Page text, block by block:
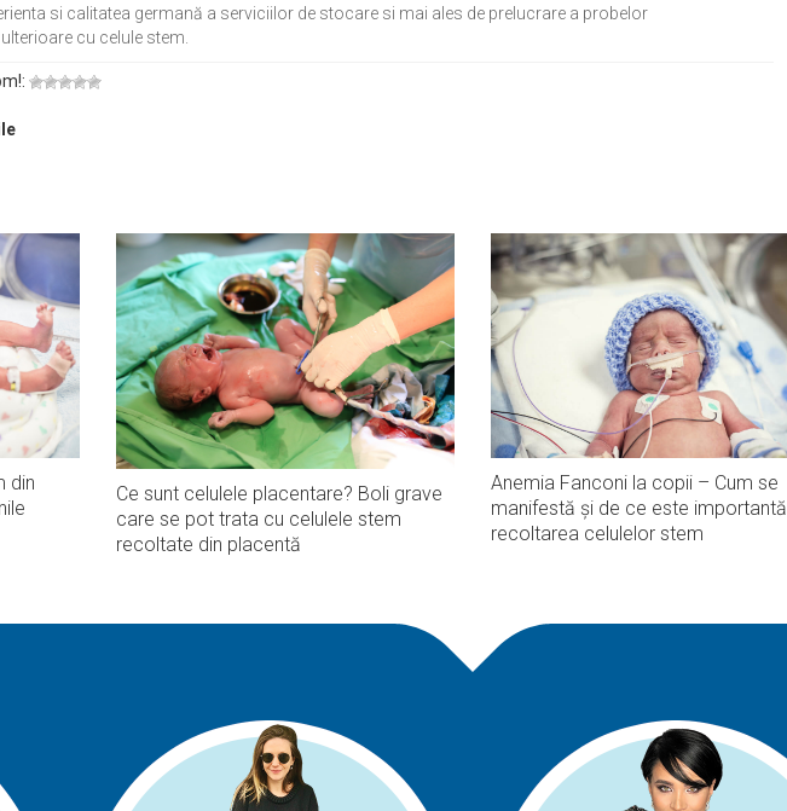
si calitatea germană a serviciilor de stocare si mai ales de prelucrare a probelor
cu celule stem.
din
Ce sunt celulele placentare? Boli grave
care se pot trata cu celulele stem
recoltate din placentă
Anemia Fanconi la copii – Cum se
manifestă și de ce este importantă
recoltarea celulelor stem